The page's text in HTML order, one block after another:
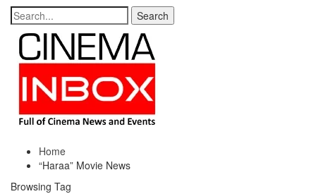
Home
“Haraa” Movie News
Browsing Tag